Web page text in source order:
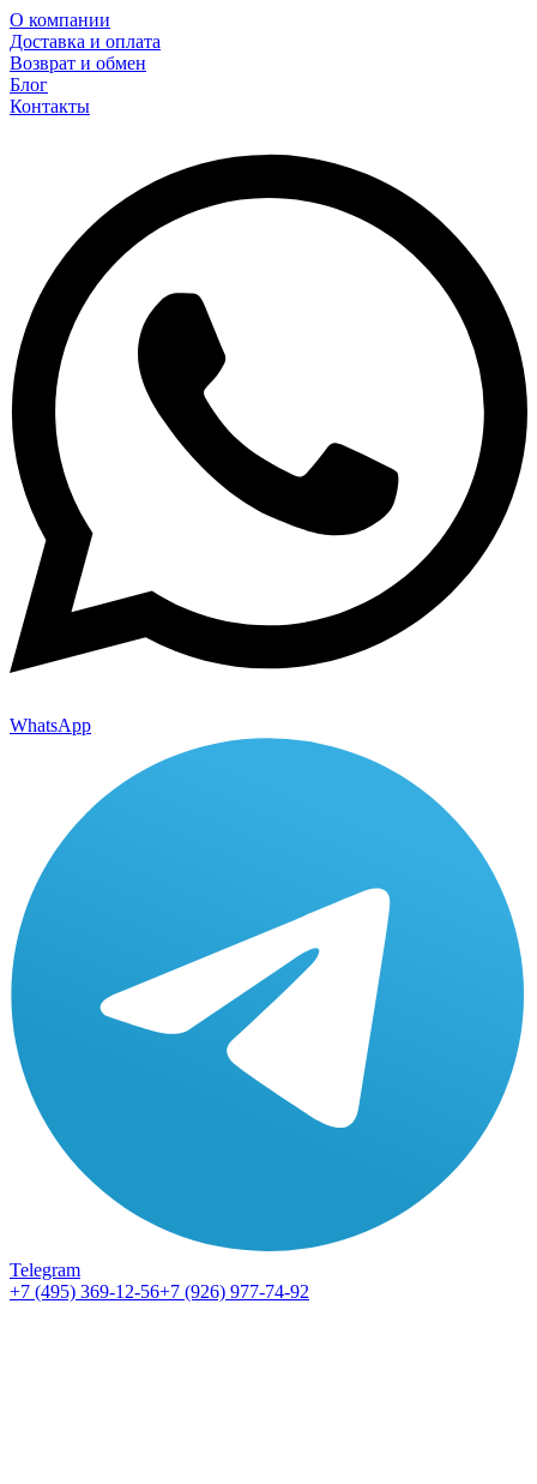
О компании
Доставка и оплата
Возврат и обмен
Блог
Контакты
WhatsApp
Telegram
+7 (495) 369-12-56+7 (926) 977-74-92